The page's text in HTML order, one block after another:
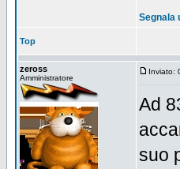
Segnala
Top
zeross
Amministratore
Inviato:
Ad
suo